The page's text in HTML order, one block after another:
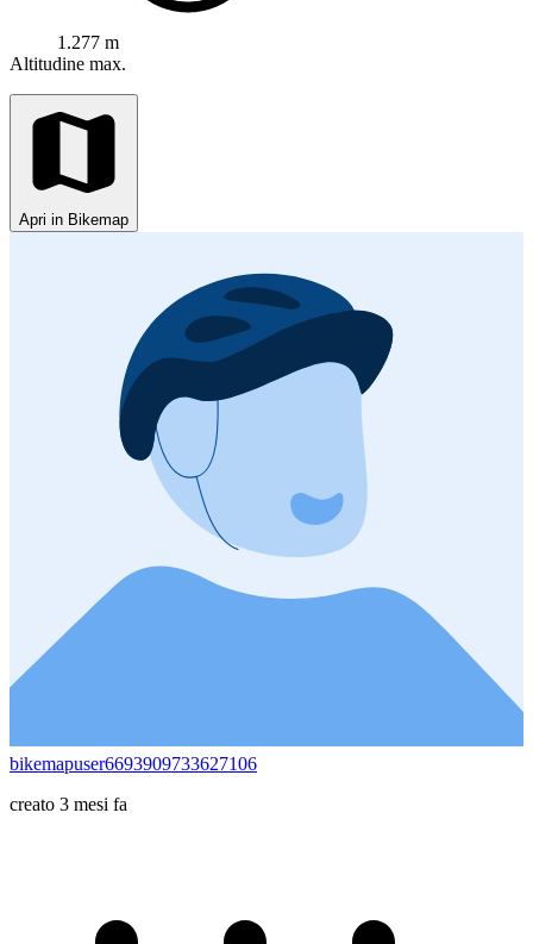
1.277 m
Altitudine max.
Apri in Bikemap
bikemapuser6693909733627106
creato 3 mesi fa